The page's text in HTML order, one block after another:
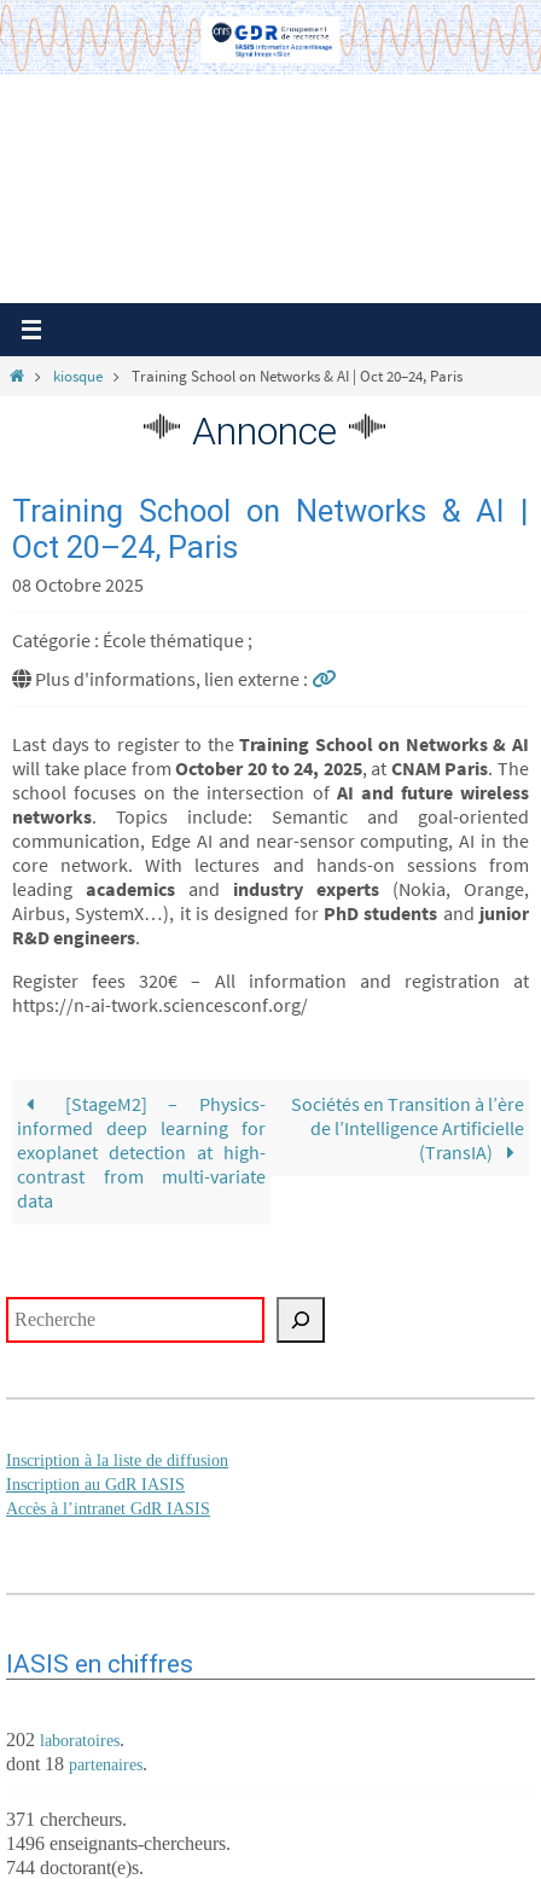
Passer
vers
le
Homekiosque Training School on Networks & AI | Oct 20–24, Paris
Annonce
Training School on Networks & AI |
Oct 20–24, Paris
08 Octobre 2025
Catégorie : École thématique ;
Plus d'informations, lien externe :
Last days to register to theTraining School on Networks & AI
will take place fromOctober 20 to 24, 2025, at CNAM Paris. The
school focuses on the intersection of AI and future wireless
networks. Topics include: Semantic and goal-oriented
communication, Edge AI and near-sensor computing, AI in the
core network. With lectures and hands-on sessions from
leading academics and industry experts (Nokia, Orange,
Airbus, SystemX…), it is designed for PhD students and junior
R&D engineers.
Register fees 320€ – All information and registration at
https://n-ai-twork.sciencesconf.org/
[StageM2] – Physics-
informed deep learning for
exoplanet detection at high-
contrast from multi-variate
data
Sociétés en Transition à l’ère
de l’Intelligence Artificielle
(TransIA)
Inscription à la liste de diffusion
Inscription au GdR IASIS
Accès à l’intranet GdR IASIS
IASIS en chiffres
202 laboratoires.
dont 18 partenaires.
371 chercheurs.
1496 enseignants-chercheurs.
744 doctorant(e)s.